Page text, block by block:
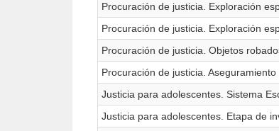
Procuración de justicia. Exploración
Procuración de justicia. Exploración
Procuración de justicia. Objetos
Procuración de justicia.
Justicia para adolescentes. Sistema
Justicia para adolescentes. Etapa de